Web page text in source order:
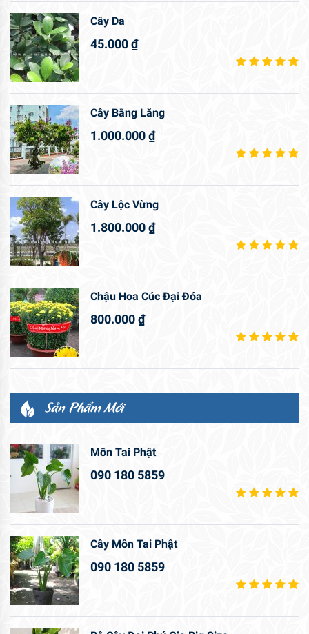
Cây Da
45.000₫
Cây Bằng Lăng
1.000.000₫
Cây Lộc Vừng
1.800.000₫
Chậu Hoa Cúc Đại Đóa
800.000₫
Sản Phẩm Mới
Môn Tai Phật
090 180 5859
Cây Môn Tai Phật
090 180 5859